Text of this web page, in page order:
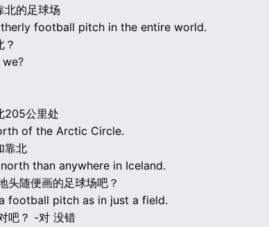
北的足球场
football pitch in the entire world.
？
205公里处
of the Arctic Circle.
靠北
than anywhere in Iceland.
头随便画的足球场吧？
football pitch as in just a field.
吧？ -对 没错